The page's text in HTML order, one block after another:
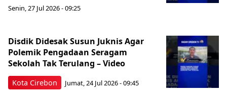
Senin, 27 Jul 2026 - 09:25
Kota Cirebon
Disdik Didesak Susun Juknis Agar
Polemik Pengadaan Seragam
Sekolah Tak Terulang – Video
Jumat, 24 Jul 2026 - 09:45